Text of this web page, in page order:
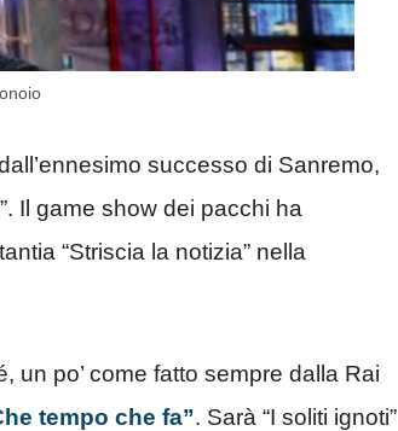
successo di Sanremo,
Il game show dei pacchi ha
“Striscia la notizia” nella
un po’ come fatto sempre dalla Rai
tempo che fa”. Sarà “I soliti ignoti”